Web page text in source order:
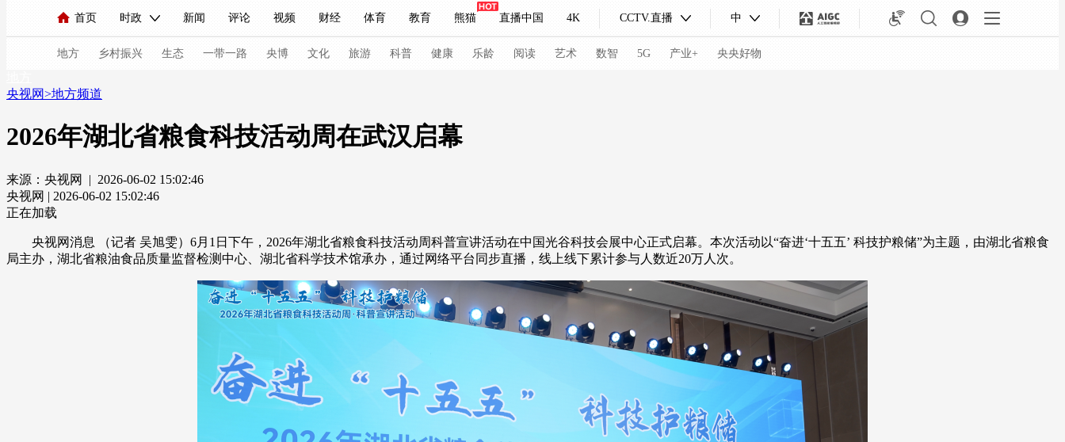
首页 时政 新闻 评论 视频 财经 体育 教育 熊猫 直播中国 4K CCTV.直播 中
人民领袖习近平 联播+ 中国领导人 央视快评 习式妙语 热解读 天天学习
直播 栏目大全 节目单 听音 微视频 主持人 下载央视影音
海外频道 iPanda English Монгол
地方 乡村振兴 生态 一带一路 央博 文化 旅游 科普 健康 乐龄 阅读 艺术 数智 5G 产业+ 央央好物
新闻 国内 国际
视频 小央视频 小央直播 直播中国 熊猫频道 VR/AR 4K专区 全景新闻
2026年世界杯 2026年冬奥会 CBA NBA 中超 国足 网球 综合体育 亚冬会
体育江湖 足球道路
乡村振兴 生态环境 一带一路 央博 非遗 阅读 汽车
大国保险 云顶对话 超级工厂 智敬中国 颜选攻略 海洋 时尚 天气 才艺
央视网>地方频道
2026年湖北省粮食科技活动周在武汉启幕
来源：央视网 | 2026-06-02 15:02:46
央视网 | 2026-06-02 15:02:46
正在加载
央视网消息 （记者 吴旭雯）6月1日下午，2026年湖北省粮食科技活动周科普宣讲活动在中国光谷科技会展中心正式启幕。本次活动以“奋进‘十五五’ 科技护粮储”为主题，由湖北省粮食
局主办，湖北省粮油食品质量监督检测中心、湖北省科学技术馆承办，通过网络平台同步直播，线上线下累计参与人数近20万人次。